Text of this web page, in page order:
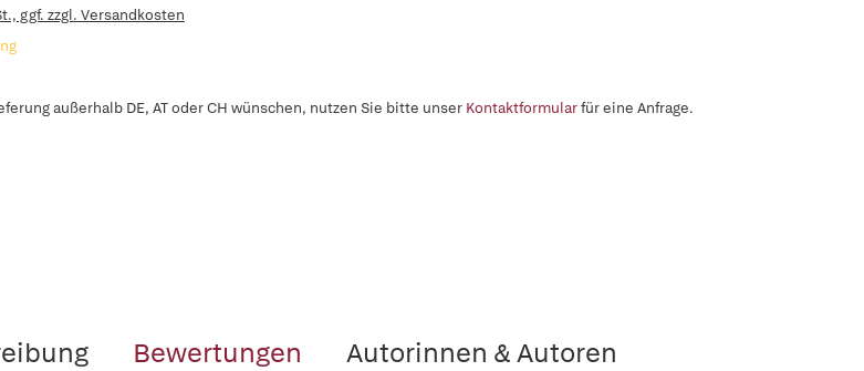
ggf. zzgl. Versandkosten
außerhalb DE, AT oder CH wünschen, nutzen Sie bitte unser Kontaktformularfür eine Anfrage.
Bewertungen Autorinnen & Autoren